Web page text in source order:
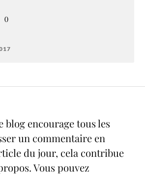
0
blog encourage tous les
un commentaire en
du jour, cela contribue
Vous pouvez